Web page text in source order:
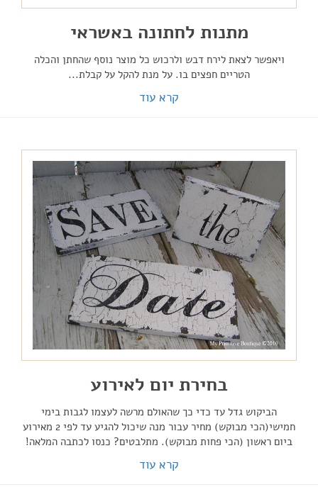
מתנות לחתונה באשראי
ויאפשר לצאת לירח דבש ולרכוש כל מוצר נוסף שהחתן והכלה
הטריים חפצים בו. על מנת להקל על קבלת...
קרא עוד
בחירת יום לאירוע
הביקוש גדל עד כדי כך שהאולם מרשה לעצמו לגבות בימי
חמישי(הכי מבוקש) מחיר עבור מנה שיכול להגיע עד לפי 2 מאירוע
ביום ראשון (הכי פחות מבוקש). מתלבטים? כנסו לכתבה המלאה!
קרא עוד